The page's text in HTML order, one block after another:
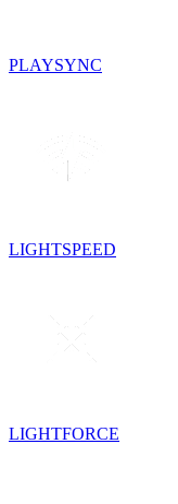
PLAYSYNC
LIGHTSPEED
LIGHTFORCE